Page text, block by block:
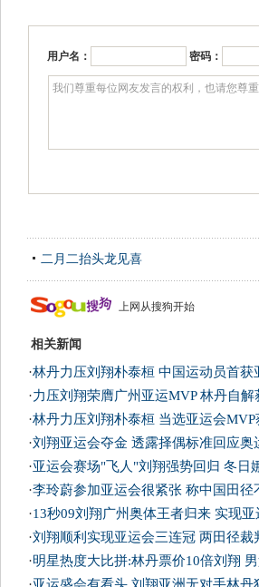
用户名： 密码：
二月二抬头龙见喜
上网从搜狗开始
相关新闻
·林丹力压刘翔朴泰桓 中国运动员首获
·力压刘翔荣膺广州亚运MVP 林丹自解
·林丹力压刘翔朴泰桓 当选亚运会MVP
·刘翔亚运会夺金 透露择偶标准回应奥
·亚运会赛场"飞人"刘翔强势回归 冬日
·李玲蔚参加亚运会很紧张 称中国田径
·13秒09刘翔广州奥体王者归来 实现
·刘翔顺利实现亚运会三连冠 两田径裁
·明星热度大比拼:林丹票价10倍刘翔